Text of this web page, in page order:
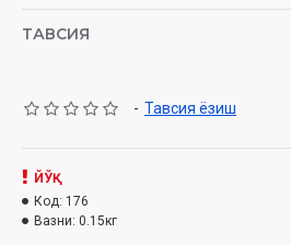
Сана:2014
Ўзбекистон Республикаси Вазирлар
1, 2, 3, 4, 5, 6-қисмлар
ТАВСИЯ
- Тавсия ёзиш
ЙЎҚ
Код: 176
Вазни: 0.15кг